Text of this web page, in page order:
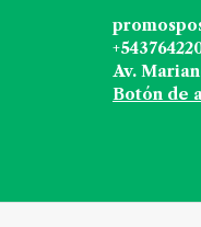
Av.
Botón de